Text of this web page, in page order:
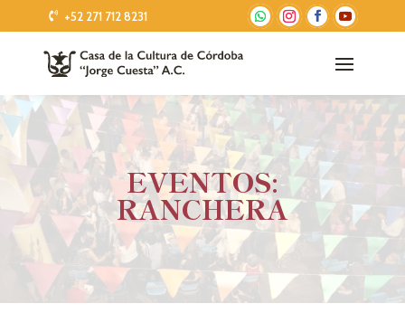
+52 271 712 8231
EVENTOS:
RANCHERA